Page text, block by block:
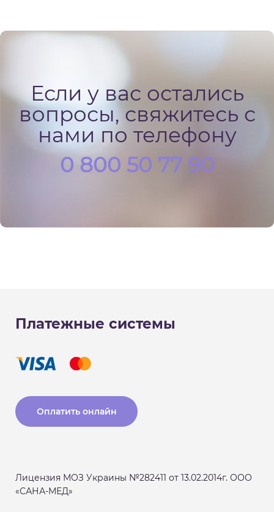
Если у вас остались
вопросы, свяжитесь с
нами по телефону
0 800 50 77 90
Платежные системы
Оплатить онлайн
Лицензия МОЗ Украины №282411 от 13.02.2014г. ООО
«САНА-МЕД»